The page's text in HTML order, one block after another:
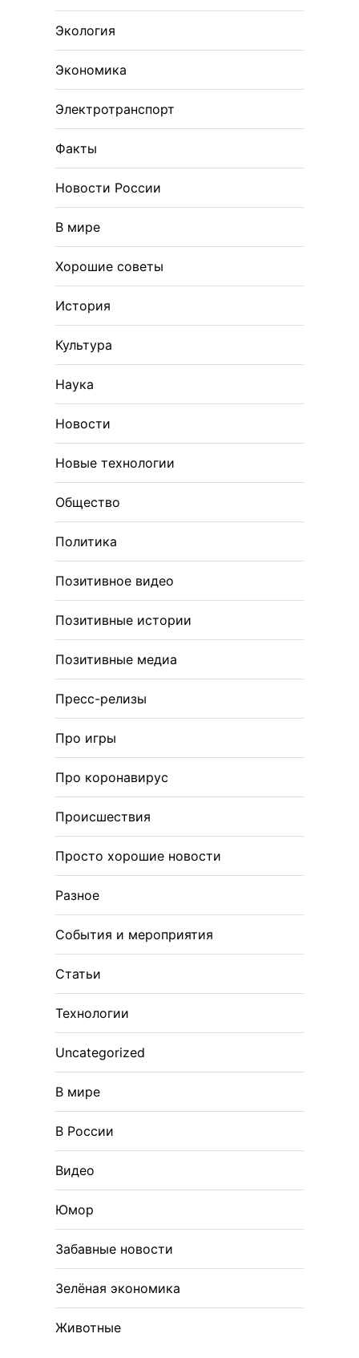
Экология
Экономика
Электротранспорт
Факты
Новости России
В мире
Хорошие советы
История
Культура
Наука
Новости
Новые технологии
Общество
Политика
Позитивное видео
Позитивные истории
Позитивные медиа
Пресс-релизы
Про игры
Про коронавирус
Происшествия
Просто хорошие новости
Разное
События и мероприятия
Статьи
Технологии
Uncategorized
В мире
В России
Видео
Юмор
Забавные новости
Зелёная экономика
Животные